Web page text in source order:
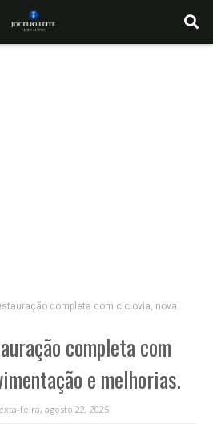
completa com ciclovia, nova
completa com
e melhorias.
feira, agosto 22, 2025